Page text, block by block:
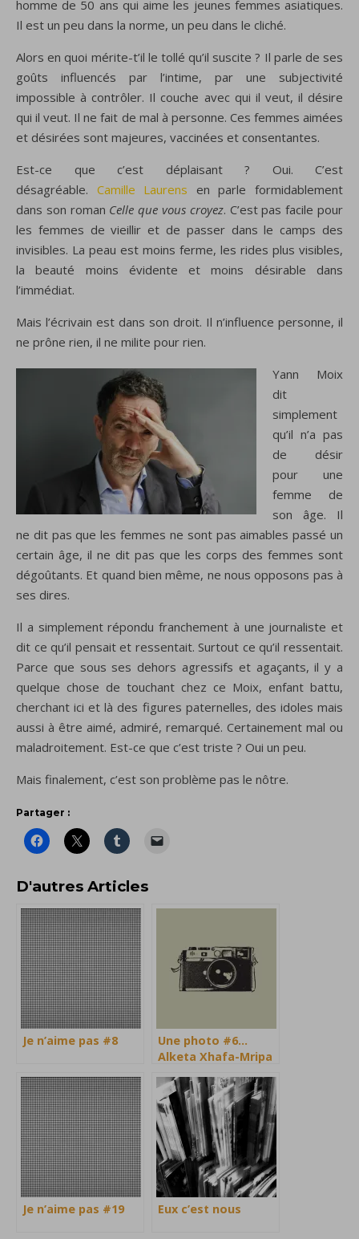
homme de 50 ans qui aime les jeunes femmes asiatiques.
Il est un peu dans la norme, un peu dans le cliché.
Alors en quoi mérite-t’il le tollé qu’il suscite ? Il parle de ses
goûts influencés par l’intime, par une subjectivité
impossible à contrôler. Il couche avec qui il veut, il désire
qui il veut. Il ne fait de mal à personne. Ces femmes aimées
et désirées sont majeures, vaccinées et consentantes.
Est-ce que c’est déplaisant ? Oui. C’est
désagréable. Camille Laurens
en parle formidablement
dans son roman Celle que vous croyez. C’est pas facile pour
les femmes de vieillir et de passer dans le camps des
invisibles. La peau est moins ferme, les rides plus visibles,
la beauté moins évidente et moins désirable dans
l’immédiat.
Mais l’écrivain est dans son droit. Il n’influence personne, il
ne prône rien, il ne milite pour rien.
Yann Moix
dit
simplement
qu’il n’a pas
de désir
pour une
femme de
son âge. Il
ne dit pas que les femmes ne sont pas aimables passé un
certain âge, il ne dit pas que les corps des femmes sont
dégoûtants. Et quand bien même, ne nous opposons pas à
ses dires.
Il a simplement répondu franchement à une journaliste et
dit ce qu’il pensait et ressentait. Surtout ce qu’il ressentait.
Parce que sous ses dehors agressifs et agaçants, il y a
quelque chose de touchant chez ce Moix, enfant battu,
cherchant ici et là des figures paternelles, des idoles mais
aussi à être aimé, admiré, remarqué. Certainement mal ou
maladroitement. Est-ce que c’est triste ? Oui un peu.
Mais finalement, c’est son problème pas le nôtre.
Partager :
D'autres Articles
Je n’aime pas #8
Une photo #6…
Alketa Xhafa-Mripa
Je n’aime pas #19 Eux c’est nous